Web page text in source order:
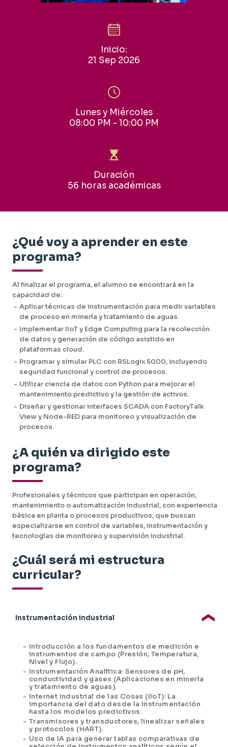
Inicio:
21 Sep 2026
Lunes y Miércoles
08:00 PM - 10:00 PM
Duración
56 horas académicas
¿Qué voy a aprender en este
programa?
Al finalizar el programa, el alumno se encontrará en la
capacidad de:
- Aplicar técnicas de instrumentación para medir variables
de proceso en minería y tratamiento de aguas.
- Implementar IIoT y Edge Computing para la recolección
de datos y generación de código asistido en
plataformas cloud.
- Programar y simular PLC con RSLogix 5000, incluyendo
seguridad funcional y control de procesos.
- Utilizar ciencia de datos con Python para mejorar el
mantenimiento predictivo y la gestión de activos.
- Diseñar y gestionar interfaces SCADA con FactoryTalk
View y Node-RED para monitoreo y visualización de
procesos.
¿A quién va dirigido este
programa?
Profesionales y técnicos que participan en operación,
mantenimiento o automatización industrial, con experiencia
básica en planta o procesos productivos, que buscan
especializarse en control de variables, instrumentación y
tecnologías de monitoreo y supervisión industrial.
¿Cuál será mi estructura
curricular?
Instrumentación industrial
- Introducción a los fundamentos de medición e
instrumentos de campo (Presión, Temperatura,
Nivel y Flujo).
- Instrumentación Analítica: Sensores de pH,
conductividad y gases (Aplicaciones en minería
y tratamiento de aguas).
- Internet Industrial de las Cosas (IIoT): La
importancia del dato desde la instrumentación
hasta los modelos predictivos.
- Transmisores y transductores, linealizar señales
y protocolos (HART).
- Uso de IA para generar tablas comparativas de